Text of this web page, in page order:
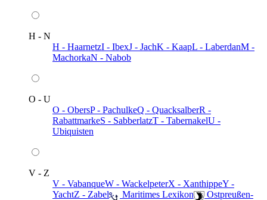
H - N
H - HaarnetzI - IbexJ - JachK - KaapL - LaberdanM -
MachorkaN - Nabob
O - U
O - ObersP - PachulkeQ - QuacksalberR -
RabattmarkeS - SabberlatzT - TabernakelU -
Ubiquisten
V - Z
V - VabanqueW - WackelpeterX - XanthippeY -
YachtZ - Zabel ️ Maritimes Lexikon
️ Ostpreußen-